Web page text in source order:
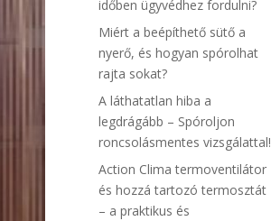
időben ügyvédhez fordulni?
Miért a beépíthető sütő a
nyerő, és hogyan spórolhat
rajta sokat?
A láthatatlan hiba a
legdrágább – Spóroljon
roncsolásmentes vizsgálattal!
Action Clima termoventilátor
és hozzá tartozó termosztát
– a praktikus és